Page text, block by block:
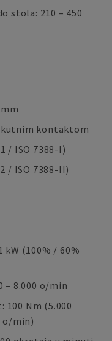
stola: 210 – 450
kutnim kontaktom
/ ISO 7388-I)
/ ISO 7388-II)
(100% / 60%
– 8.000 o/min
Nm (5.000
o/min)